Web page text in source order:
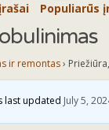
Populiarūs
ir remontas›
last updated July 5,